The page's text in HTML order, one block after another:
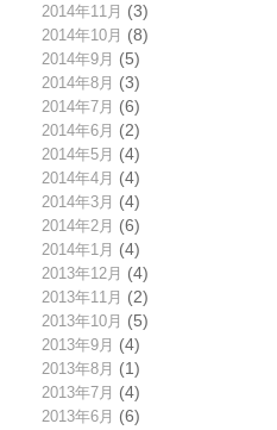
2014年11月 (3)
2014年10月 (8)
2014年9月 (5)
2014年8月 (3)
2014年7月 (6)
2014年6月 (2)
2014年5月 (4)
2014年4月 (4)
2014年3月 (4)
2014年2月 (6)
2014年1月 (4)
2013年12月 (4)
2013年11月 (2)
2013年10月 (5)
2013年9月 (4)
2013年8月 (1)
2013年7月 (4)
2013年6月 (6)